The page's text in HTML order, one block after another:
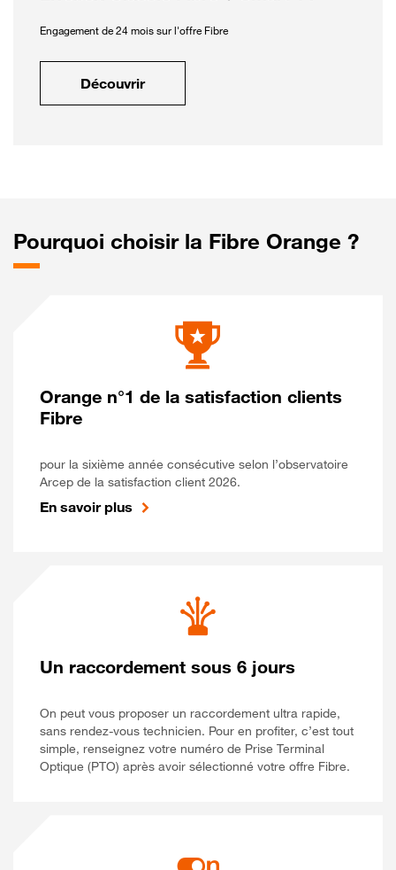
Engagement de 24 mois sur l'offre Fibre
Découvrir
Pourquoi choisir la Fibre Orange ?
Orange n°1 de la satisfaction clients
Fibre
pour la sixième année consécutive selon l’observatoire
Arcep de la satisfaction client 2026.
En savoir plus
Un raccordement sous 6 jours
On peut vous proposer un raccordement ultra rapide,
sans rendez-vous technicien. Pour en profiter, c’est tout
simple, renseignez votre numéro de Prise Terminal
Optique (PTO) après avoir sélectionné votre offre Fibre.